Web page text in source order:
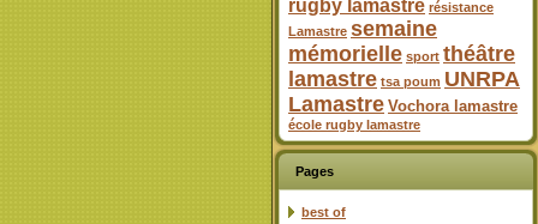
rugby lamastre résistance
Lamastre semaine
mémorielle sport théâtre
lamastre tsa poum UNRPA
Lamastre Vochora lamastre
école rugby lamastre
Pages
best of